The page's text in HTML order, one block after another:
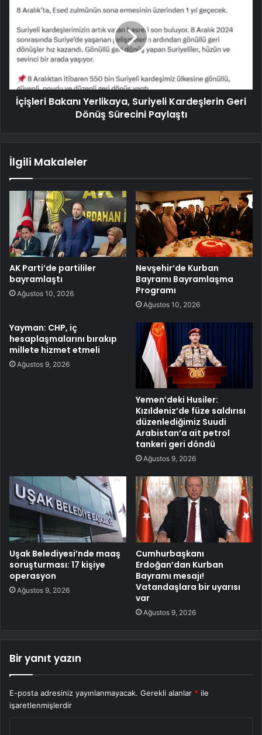
İçişleri Bakanı Yerlikaya, Suriyeli Kardeşlerin Geri
Dönüş Sürecini Paylaştı
İlgili Makaleler
AK Parti’de partililer
bayramlaştı
Ağustos 10, 2026
Nevşehir’de Kurban
Bayramı Bayramlaşma
Programı
Ağustos 10, 2026
Yayman: CHP, iç
hesaplaşmalarını bırakıp
millete hizmet etmeli
Ağustos 9, 2026
Yemen’deki Husiler:
Kızıldeniz’de füze saldırısı
düzenlediğimiz Suudi
Arabistan’a ait petrol
tankeri geri döndü
Ağustos 9, 2026
Uşak Belediyesi’nde maaş
soruşturması: 17 kişiye
operasyon
Ağustos 9, 2026
Cumhurbaşkanı
Erdoğan’dan Kurban
Bayramı mesajı!
Vatandaşlara bir uyarısı
var
Ağustos 9, 2026
Bir yanıt yazın
E-posta adresiniz yayınlanmayacak. Gerekli alanlar * ile
işaretlenmişlerdir